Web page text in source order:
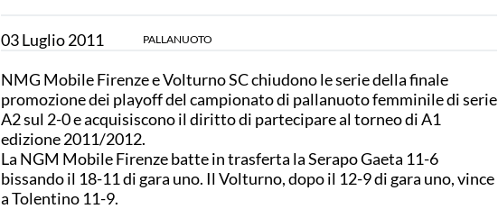
03Luglio2011 PALLANUOTO
NMG Mobile Firenze e Volturno SC chiudono le serie della finale
promozione dei playoff del campionato di pallanuoto femminile di serie
A2 sul 2-0 e acquisiscono il diritto di partecipare al torneo di A1
edizione 2011/2012.
La NGM Mobile Firenze batte in trasferta la Serapo Gaeta 11-6
bissando il 18-11 di gara uno. Il Volturno, dopo il 12-9 di gara uno, vince
a Tolentino 11-9.